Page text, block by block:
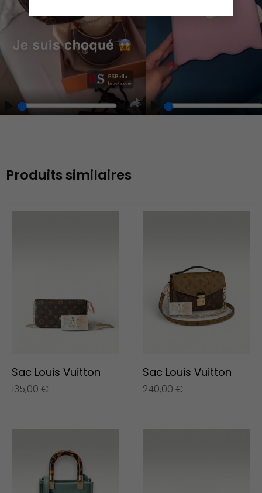
Play Unmute
Enter
Produits similaires
Sac Louis Vuitton
135,00 €
Sac Louis Vuitton
240,00 €